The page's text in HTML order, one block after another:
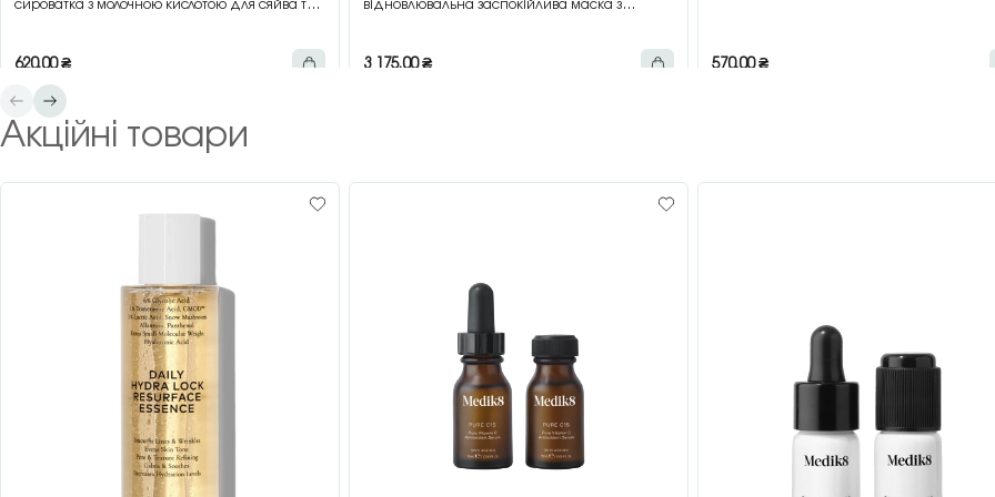
сироватка з молочною кислотою для сяйва та
620,00₴
відновлювальна заспокійлива маска з
3 175,00₴ 570,00₴
Акційні товари